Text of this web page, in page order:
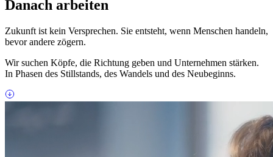
Danach arbeiten
Zukunft ist kein Versprechen. Sie entsteht, wenn Menschen handeln,
bevor andere zögern.
Wir suchen Köpfe, die Richtung geben und Unternehmen stärken.
In Phasen des Stillstands, des Wandels und des Neubeginns.